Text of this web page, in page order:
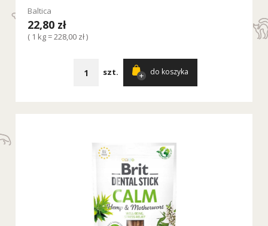
Baltica
22,80 zł
( 1 kg = 228,00 zł )
szt. do koszyka